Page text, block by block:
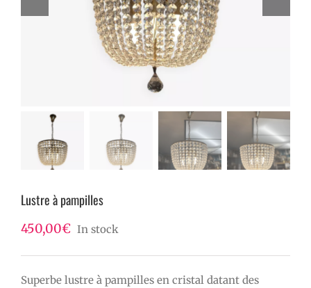
Lustre à pampilles
450,00€ In stock
Superbe lustre à pampilles en cristal datant des